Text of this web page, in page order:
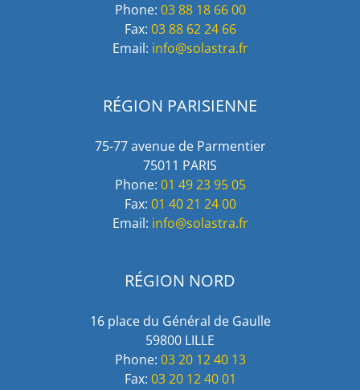
Phone: 03 88 18 66 00
Fax: 03 88 62 24 66
Email: info@solastra.fr
RÉGION PARISIENNE
75-77 avenue de Parmentier
75011 PARIS
Phone: 01 49 23 95 05
Fax: 01 40 21 24 00
Email: info@solastra.fr
RÉGION NORD
16 place du Général de Gaulle
59800 LILLE
Phone: 03 20 12 40 13
Fax: 03 20 12 40 01